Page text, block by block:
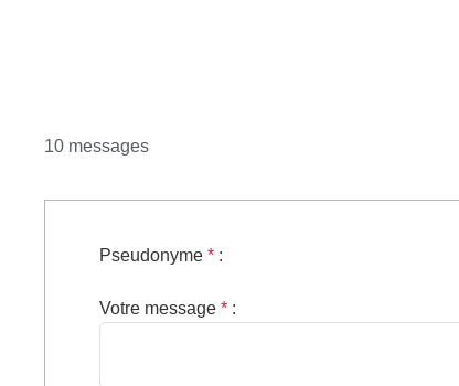
10 messages
Pseudonyme * :
Votre message * :